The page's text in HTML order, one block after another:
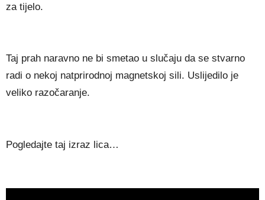
za tijelo.
Taj prah naravno ne bi smetao u slučaju da se stvarno
radi o nekoj natprirodnoj magnetskoj sili. Uslijedilo je
veliko razočaranje.
Pogledajte taj izraz lica…